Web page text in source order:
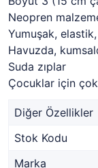
Neopren
Yumuşak,
Havuzda,
Suda zıplar
Çocuklar için
Diğer Özellikler
Stok Kodu
Marka